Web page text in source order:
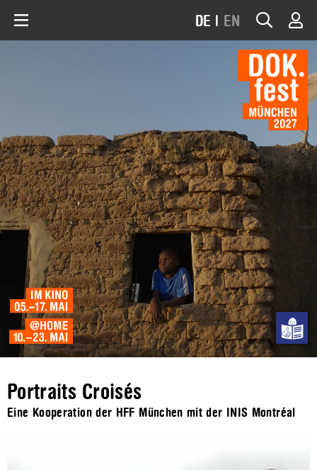
DE | EN
Portraits Croisés
Eine Kooperation der HFF München mit der INIS Montréal